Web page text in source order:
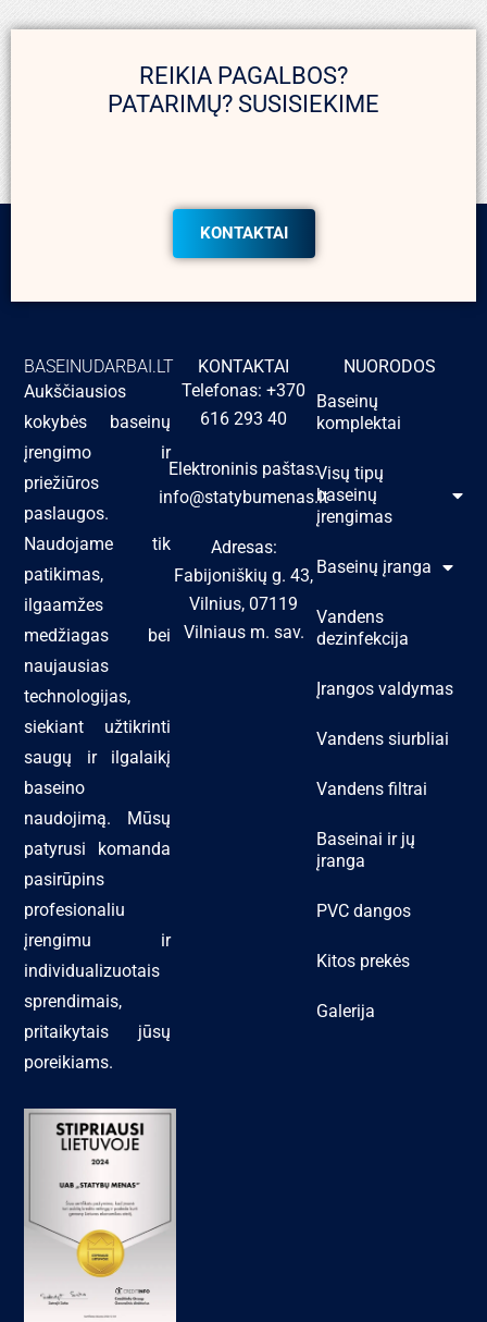
REIKIA PAGALBOS?
PATARIMŲ? SUSISIEKIME
KONTAKTAI
BASEINUDARBAI.LT
Aukščiausios
kokybės baseinų
įrengimo ir
priežiūros
paslaugos.
Naudojame tik
patikimas,
ilgaamžes
medžiagas bei
naujausias
technologijas,
siekiant užtikrinti
saugų ir ilgalaikį
baseino
naudojimą. Mūsų
patyrusi komanda
pasirūpins
profesionaliu
įrengimu ir
individualizuotais
sprendimais,
pritaikytais jūsų
poreikiams.
KONTAKTAI
Telefonas: +370
616 293 40
Elektroninis paštas:
info@statybumenas.lt
Adresas:
Fabijoniškių g. 43,
Vilnius, 07119
Vilniaus m. sav.
NUORODOS
Baseinų
komplektai
Visų tipų
baseinų
įrengimas
Baseinų įranga
Vandens
dezinfekcija
Įrangos valdymas
Vandens siurbliai
Vandens filtrai
Baseinai ir jų
įranga
PVC dangos
Kitos prekės
Galerija